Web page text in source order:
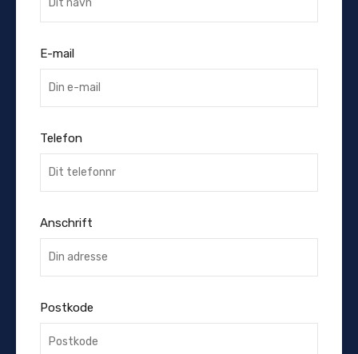
E-mail
Telefon
Anschrift
Postkode